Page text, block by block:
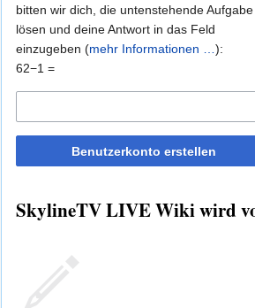
bitten wir dich, die untenstehende
lösen und deine Antwort in das Feld
einzugeben (mehr Informationen …):
62−1 =
Benutzerkonto erstellen
SkylineTV LIVE Wiki wird